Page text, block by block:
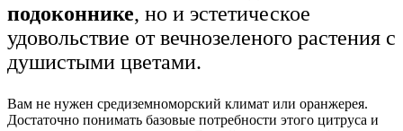
подоконнике, но и эстетическое
удовольствие от вечнозеленого растения с
душистыми цветами.
Вам не нужен средиземноморский климат или оранжерея.
Достаточно понимать базовые потребности этого цитруса и